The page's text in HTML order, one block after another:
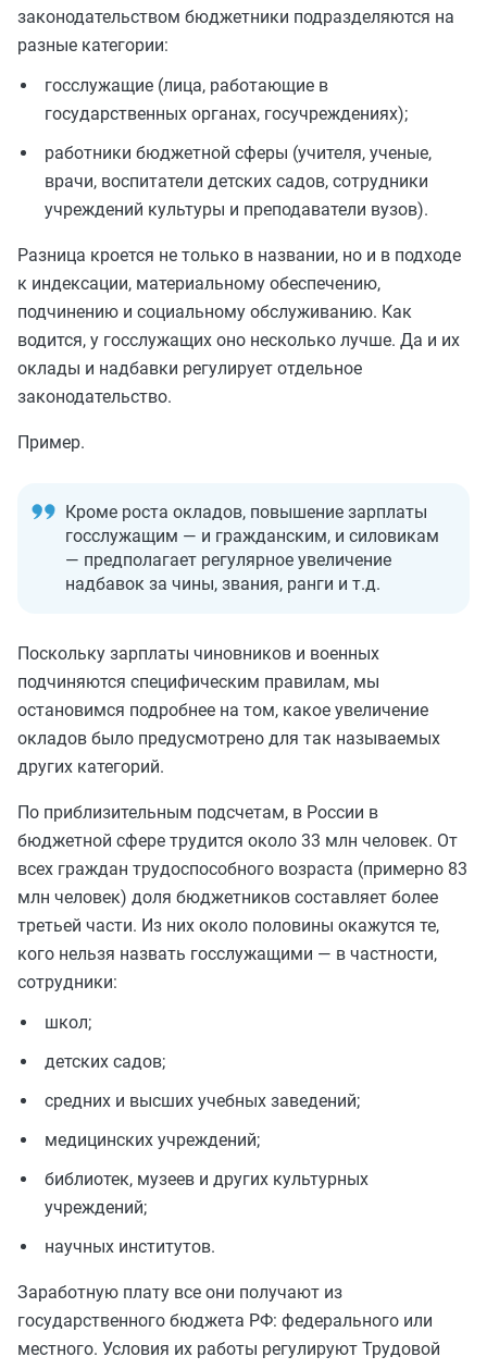
законодательством бюджетники подразделяются на
разные категории:
госслужащие (лица, работающие в
государственных органах, госучреждениях);
работники бюджетной сферы (учителя, ученые,
врачи, воспитатели детских садов, сотрудники
учреждений культуры и преподаватели вузов).
Разница кроется не только в названии, но и в подходе
к индексации, материальному обеспечению,
подчинению и социальному обслуживанию. Как
водится, у госслужащих оно несколько лучше. Да и их
оклады и надбавки регулирует отдельное
законодательство.
Пример.
Кроме роста окладов, повышение зарплаты
госслужащим — и гражданским, и силовикам
— предполагает регулярное увеличение
надбавок за чины, звания, ранги и т.д.
Поскольку зарплаты чиновников и военных
подчиняются специфическим правилам, мы
остановимся подробнее на том, какое увеличение
окладов было предусмотрено для так называемых
других категорий.
По приблизительным подсчетам, в России в
бюджетной сфере трудится около 33 млн человек. От
всех граждан трудоспособного возраста (примерно 83
млн человек) доля бюджетников составляет более
третьей части. Из них около половины окажутся те,
кого нельзя назвать госслужащими — в частности,
сотрудники:
школ;
детских садов;
средних и высших учебных заведений;
медицинских учреждений;
библиотек, музеев и других культурных
учреждений;
научных институтов.
Заработную плату все они получают из
государственного бюджета РФ: федерального или
местного. Условия их работы регулируют Трудовой